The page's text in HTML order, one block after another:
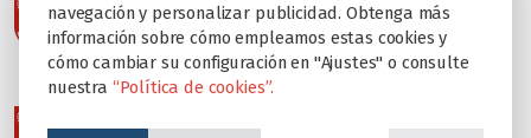
navegación y personalizar publicidad. Obtenga más
información sobre cómo empleamos estas cookies y
cómo cambiar su configuración en "Ajustes" o consulte
nuestra “Política de cookies”.